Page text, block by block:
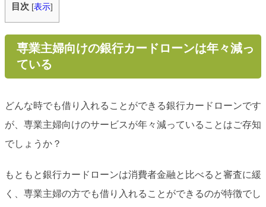
目次 [表示]
専業主婦向けの銀行カードローンは年々減っ
ている
どんな時でも借り入れることができる銀行カードローンです
が、専業主婦向けのサービスが年々減っていることはご存知
でしょうか？
もともと銀行カードローンは消費者金融と比べると審査に緩
く、専業主婦の方でも借り入れることができるのが特徴でし